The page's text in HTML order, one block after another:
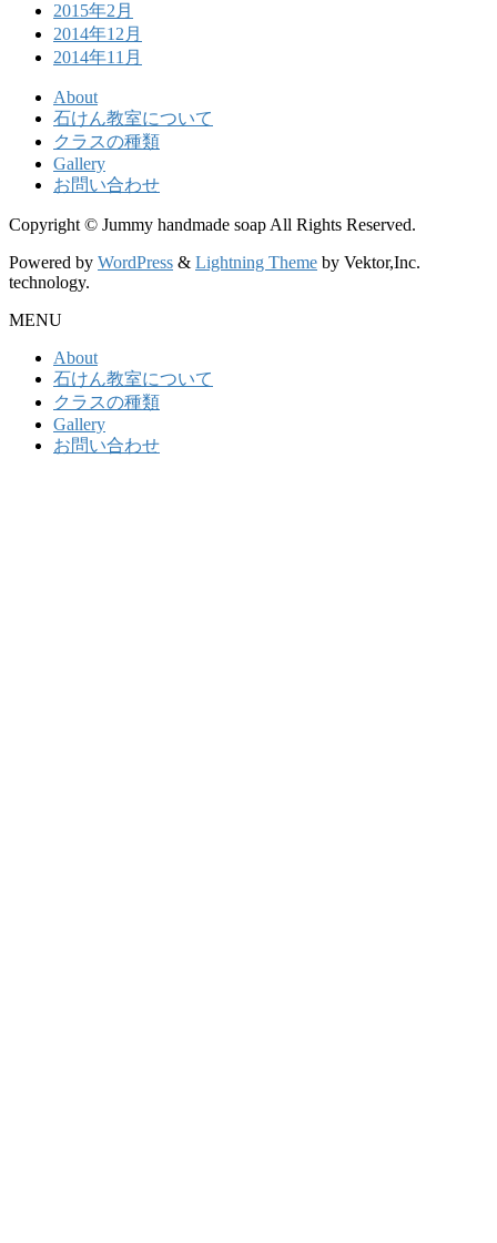
2015年2月
2014年12月
2014年11月
About
石けん教室について
クラスの種類
Gallery
お問い合わせ
Copyright © Jummy handmade soap All Rights Reserved.
Powered by WordPress & Lightning Theme by Vektor,Inc.
technology.
MENU
About
石けん教室について
クラスの種類
Gallery
お問い合わせ